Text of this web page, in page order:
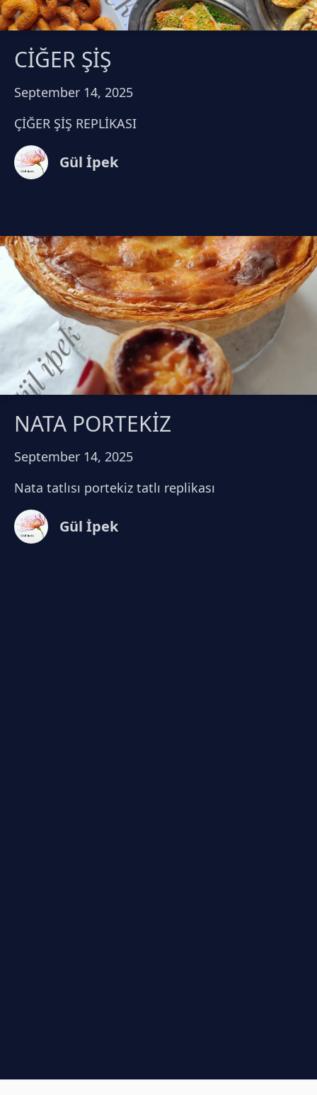
CİĞER ŞİŞ
September 14, 2025
ÇİĞER ŞİŞ REPLİKASI
Gül İpek
NATA PORTEKİZ
September 14, 2025
Nata tatlısı portekiz tatlı replikası
Gül İpek